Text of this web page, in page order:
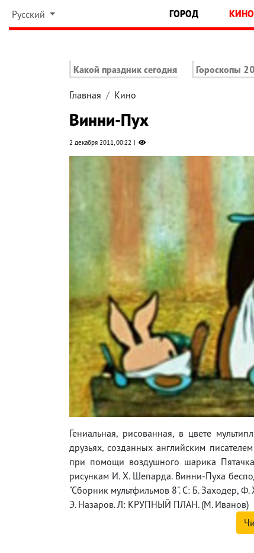
Русский ГОРОД КИНО
Какой праздник сегодня Гороскопы
Главная Кино
Винни-Пух
2 декабря 2011, 00:22
Гениальная, рисованная, в цвете
друзьях, созданных английским
при помощи воздушного шарика
рисункам И. Х. Шепарда. Винни-Пуха
"Сборник мультфильмов 8". С: Б. Заходер,
Э. Назаров. Л: КРУПНЫЙ ПЛАН. (М. Иванов)